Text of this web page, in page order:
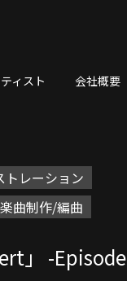
ィスト 会社概要
トレーション
楽曲制作/編曲
」 -Episode